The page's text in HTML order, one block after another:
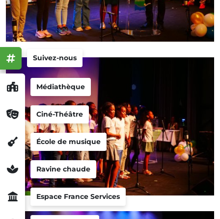
Médiathèque
Ciné-Théâtre
École de musique
Ravine chaude
Espace France Services
Suivez-nous